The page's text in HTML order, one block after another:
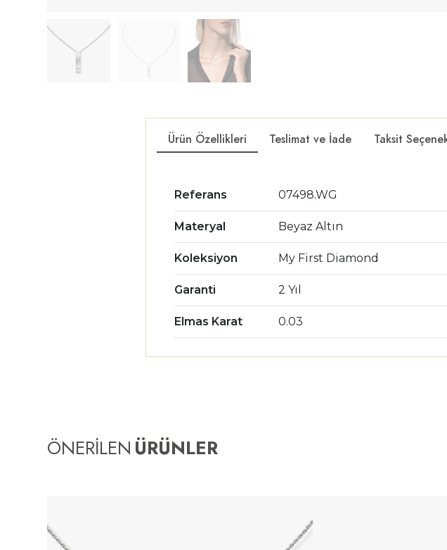
Ürün Özellikleri Teslimat ve İade Taksit
Referans 07498.WG
Materyal Beyaz Altın
Koleksiyon My First Diamond
Garanti 2 Yıl
Elmas Karat 0.03
ÖNERİLEN ÜRÜNLER